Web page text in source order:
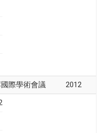
際學術會議
2012